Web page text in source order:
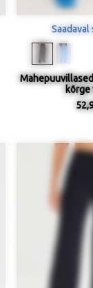
Saadaval
kõrge